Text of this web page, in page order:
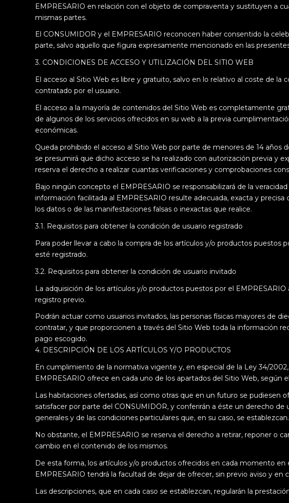
EMPRESARIO en relación con el objeto de compraventa y sustituyen a
mismas partes.
El CONSUMIDOR y el EMPRESARIO reconocen haber consentido la
parte, salvo aquello que figura expresamente mencionado en las
3. CONDICIONES DE ACCESO Y UTILIZACIÓN DEL SITIO WEB
El acceso al Sitio Web es libre y gratuito, salvo en lo relativo al coste de
contratado por el usuario.
El acceso a la mayoría de contenidos del Sitio Web es completamente
de algunos de los servicios ofrecidos en su web a la previa
económicas.
Queda prohibido el acceso al Sitio Web por parte de menores de 14
se presumirá que dicho acceso se ha realizado con autorización previa y
reserva el derecho a realizar cuantas verificaciones y comprobaciones
Bajo ningún concepto el EMPRESARIO se responsabilizará de la
información facilitada al EMPRESARIO resulte adecuada, exacta y
los datos o de las manifestaciones falsas o inexactas que realice.
3.1. Requisitos para obtener la condición de usuario registrado
Para poder llevar a cabo la compra de los artículos y/o productos puestos
esté registrado.
3.2. Requisitos para obtener la condición de usuario invitado
La adquisición de los artículos y/o productos puestos por el
registro previo.
Podrán actuar como usuarios invitados, las personas físicas mayores de
contratar, y que proporcionen a través del Sitio Web toda la información
pago escogido.
4. DESCRIPCIÓN DE LOS ARTÍCULOS Y/O PRODUCTOS
En cumplimiento de la normativa vigente y, en especial de la Ley 34/
EMPRESARIO ofrece en cada uno de los apartados del Sitio Web,
Las habitaciones ofertadas, así como otras que en un futuro se pudiesen
satisfacer por parte del CONSUMIDOR, y conferirán a éste un derecho
generales y de las condiciones particulares que, en su caso, se establezcan.
No obstante, el EMPRESARIO se reserva el derecho a retirar, reponer o
cambio en el contenido de los mismos.
De esta forma, los artículos y/o productos ofrecidos en cada momento en
EMPRESARIO tendrá la facultad de dejar de ofrecer, sin previo aviso y
Las descripciones, que en cada caso se establezcan, regularán la